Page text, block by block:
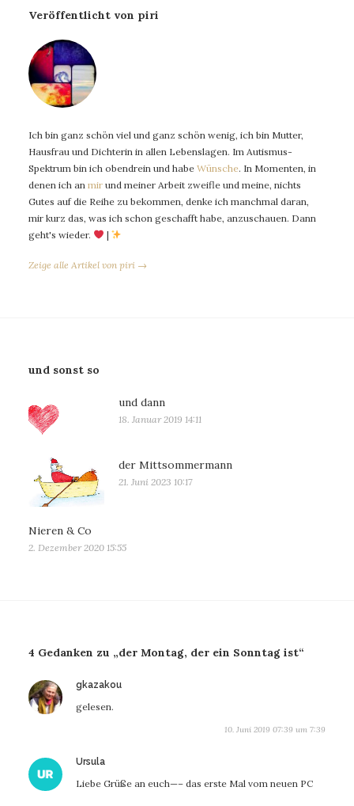
Veröffentlicht von piri
Ich bin ganz schön viel und ganz schön wenig, ich bin Mutter,
Hausfrau und Dichterin in allen Lebenslagen. Im Autismus-
Spektrum bin ich obendrein und habe Wünsche. In Momenten, in
denen ich an mir und meiner Arbeit zweifle und meine, nichts
Gutes auf die Reihe zu bekommen, denke ich manchmal daran,
mir kurz das, was ich schon geschafft habe, anzuschauen. Dann
geht's wieder.
|
Zeige alle Artikel von piri →
und sonst so
und dann
18. Januar 2019 14:11
der Mittsommermann
21. Juni 2023 10:17
Nieren & Co
2. Dezember 2020 15:55
4 Gedanken zu „der Montag, der ein Sonntag ist“
gkazakousagt:
gelesen.
10. Juni 2019 07:39 um 7:39
Ursulasagt:
Liebe Grüße an euch—– das erste Mal vom neuen PC